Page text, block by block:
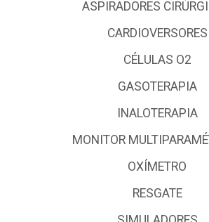
ASPIRADORES
CARDIOVERSORES
CÉLULAS O2
GASOTERAPIA
INALOTERAPIA
MONITOR
OXÍMETRO
RESGATE